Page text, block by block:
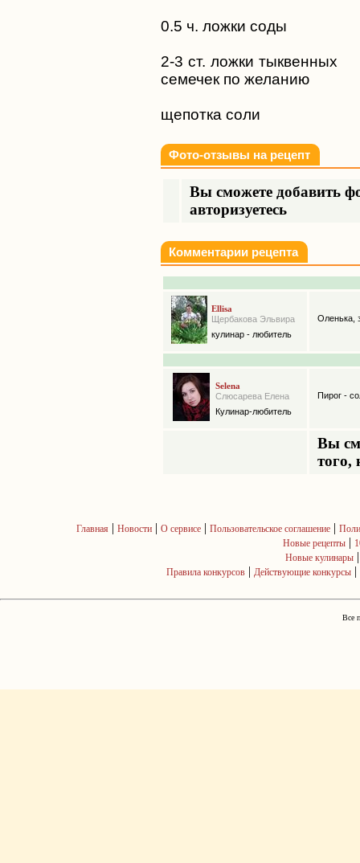
0.5 ч. ложки соды
2-3 ст. ложки тыквенных
семечек по желанию
щепотка соли
Фото-отзывы на рецепт
Вы сможете добавить
авторизуетесь
Комментарии рецепта
Ellisa
Щербакова Эльвира
кулинар - любитель
Оленька,
Selena
Слюсарева Елена
Кулинар-любитель
Пирог -
Вы
того,
Главная | Новости| О сервисе| Пользовательское соглашение|
Новые рецепты |
Новые кулинары
Правила конкурсов | Действующие конкурсы |
Все